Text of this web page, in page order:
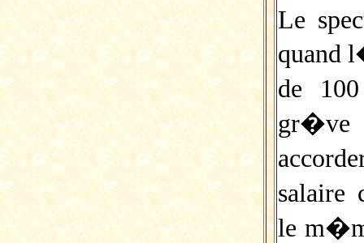
Le
quand
de
gr�ve
salaire
le